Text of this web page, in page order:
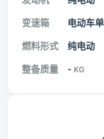
变速箱 电动车
燃料形式 纯电动
整备质量 - KG